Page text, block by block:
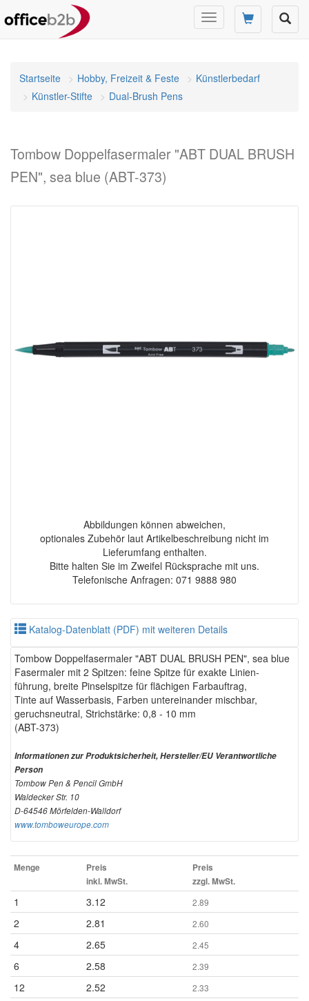
Navigation
umschalten
Startseite Hobby, Freizeit & Feste
Künstlerbedarf
Künstler-Stifte
Dual-Brush Pens
Tombow Doppelfasermaler "ABT DUAL BRUSH
PEN", sea blue (ABT-373)
Abbildungen können abweichen,
optionales Zubehör laut Artikelbeschreibung nicht im
Lieferumfang enthalten.
Bitte halten Sie im Zweifel Rücksprache mit uns.
Telefonische Anfragen: 071 9888 980
Katalog-Datenblatt (PDF) mit weiteren Details
Tombow Doppelfasermaler "ABT DUAL BRUSH PEN", sea blue
Fasermaler mit 2 Spitzen: feine Spitze für exakte Linien-
führung, breite Pinselspitze für flächigen Farbauftrag,
Tinte auf Wasserbasis, Farben untereinander mischbar,
geruchsneutral, Strichstärke: 0,8 - 10 mm
(ABT-373)
Informationen zur Produktsicherheit, Hersteller/EU Verantwortliche
Person
Tombow Pen & Pencil GmbH
Waldecker Str. 10
D-64546 Mörfelden-Walldorf
www.tomboweurope.com
Menge
Preis
inkl. MwSt.
Preis
zzgl. MwSt.
1 3.12 2.89
2 2.81 2.60
4 2.65 2.45
6 2.58 2.39
12 2.52 2.33